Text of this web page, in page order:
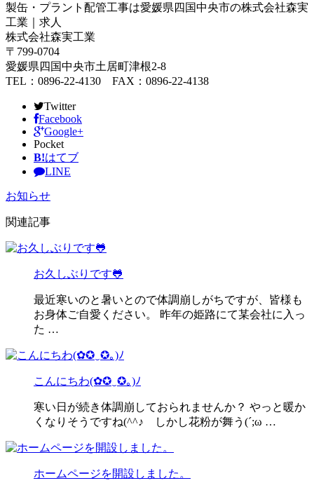
製缶・プラント配管工事は愛媛県四国中央市の株式会社森実
工業｜求人
株式会社森実工業
〒799-0704
愛媛県四国中央市土居町津根2-8
TEL：0896-22-4130 FAX：0896-22-4138
Twitter
Facebook
Google+
Pocket
B!はてブ
LINE
お知らせ
関連記事
お久しぶりです🐸
最近寒いのと暑いとので体調崩しがちですが、皆様も
お身体ご自愛ください。 昨年の姫路にて某会社に入っ
た …
こんにちわ(✿✪‿✪｡)ﾉ
寒い日が続き体調崩しておられませんか？ やっと暖か
くなりそうですね(^^♪ しかし花粉が舞う(´;ω …
ホームページを開設しました。